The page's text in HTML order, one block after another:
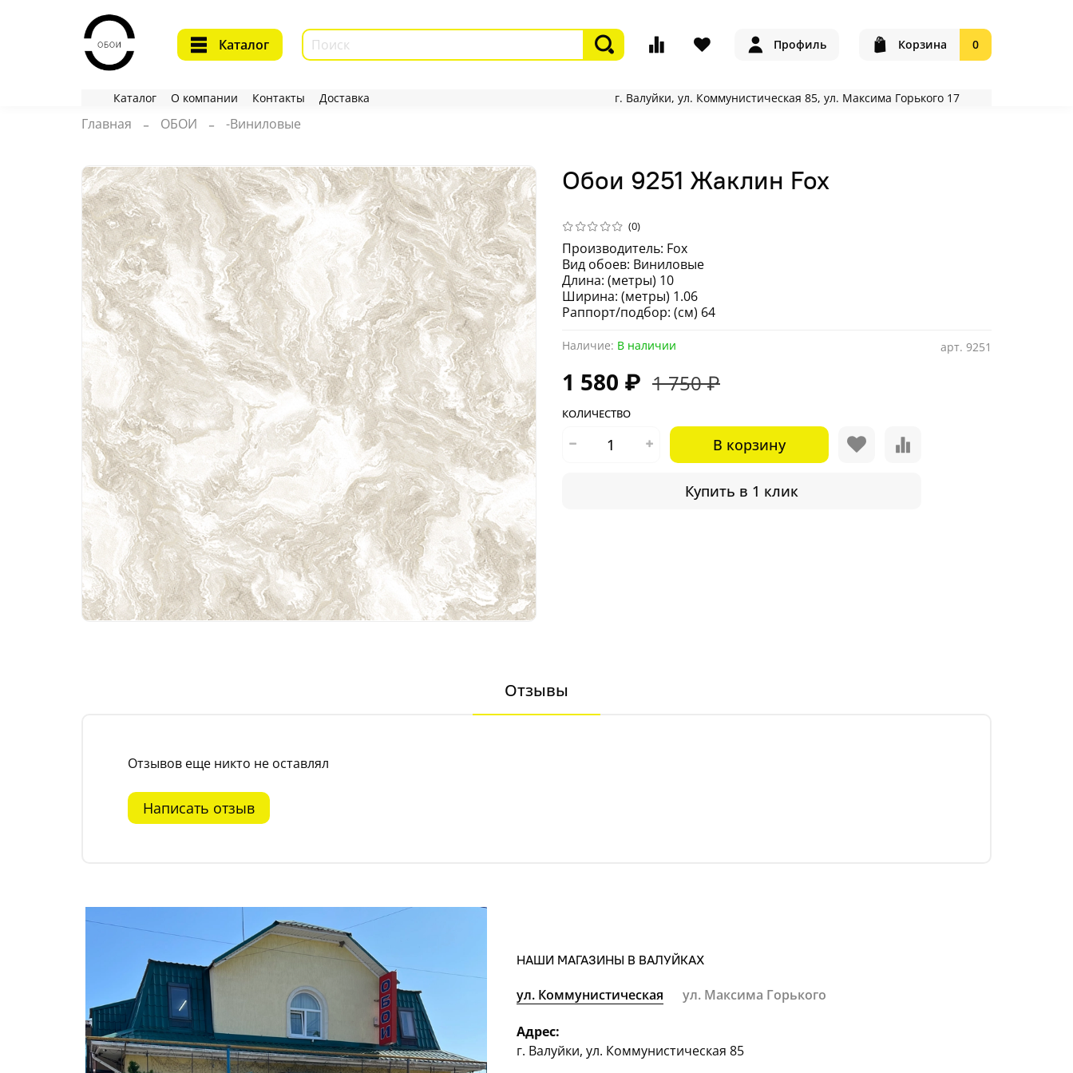
Каталог Профиль Корзина 0
Каталог О компании Контакты Доставка г. Валуйки, ул. Коммунистическая 85, ул. Максима Горького 17
Главная ОБОИ -Виниловые
(0)
арт. 9251
Наличие: В наличии
Обои 9251 Жаклин Fox
1 580 ₽ 1 750 ₽
КОЛИЧЕСТВО
В корзину
Купить в 1 клик
Производитель: Fox
Вид обоев: Виниловые
Длина: (метры) 10
Ширина: (метры) 1.06
Раппорт/подбор: (см) 64
Отзывы
Отзывов еще никто не оставлял
Написать отзыв
НАШИ МАГАЗИНЫ В ВАЛУЙКАХ
ул. Коммунистическая ул. Максима Горького
Адрес:
г. Валуйки, ул. Коммунистическая 85